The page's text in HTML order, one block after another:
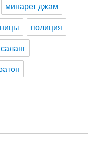
минарет джам
полиция
саланг